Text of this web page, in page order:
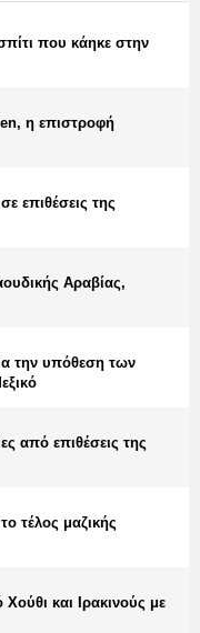
που κάηκε στην
η επιστροφή
επιθέσεις της
Αραβίας,
την υπόθεση των
από επιθέσεις της
τέλος μαζικής
και Ιρακινούς με